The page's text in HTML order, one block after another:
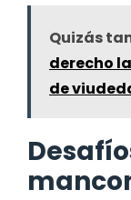
Quizás
derecho
de